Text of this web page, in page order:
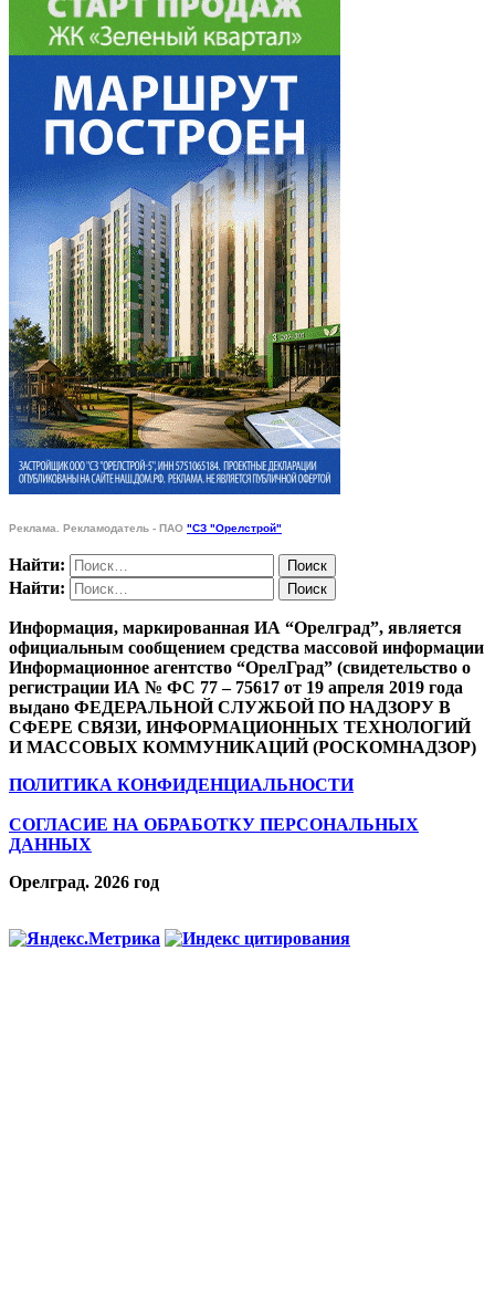
Реклама. Рекламодатель - ПАО "СЗ "Орелстрой"
Найти:
Найти:
Информация, маркированная ИА “Орелград”, является
официальным сообщением средства массовой информации
Информационное агентство “ОрелГрад” (свидетельство о
регистрации ИА № ФС 77 – 75617 от 19 апреля 2019 года
выдано ФЕДЕРАЛЬНОЙ СЛУЖБОЙ ПО НАДЗОРУ В
СФЕРЕ СВЯЗИ, ИНФОРМАЦИОННЫХ ТЕХНОЛОГИЙ
И МАССОВЫХ КОММУНИКАЦИЙ (РОСКОМНАДЗОР)
ПОЛИТИКА КОНФИДЕНЦИАЛЬНОСТИ
СОГЛАСИЕ НА ОБРАБОТКУ ПЕРСОНАЛЬНЫХ
ДАННЫХ
Орелград. 2026 год